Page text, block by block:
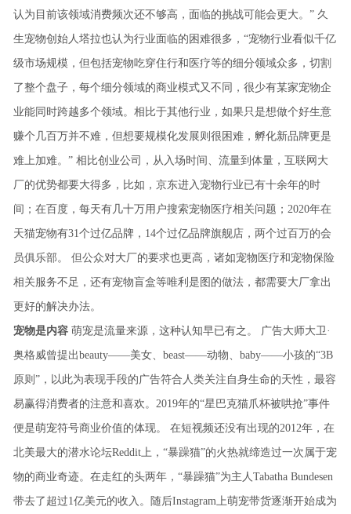
认为目前该领域消费频次还不够高，面临的挑战可能会更大。” 久
生宠物创始人塔拉也认为行业面临的困难很多，“宠物行业看似千亿
级市场规模，但包括宠物吃穿住行和医疗等的细分领域众多，切割
了整个盘子，每个细分领域的商业模式又不同，很少有某家宠物企
业能同时跨越多个领域。相比于其他行业，如果只是想做个好生意
赚个几百万并不难，但想要规模化发展则很困难，孵化新品牌更是
难上加难。” 相比创业公司，从入场时间、流量到体量，互联网大
厂的优势都要大得多，比如，京东进入宠物行业已有十余年的时
间；在百度，每天有几十万用户搜索宠物医疗相关问题；2020年在
天猫宠物有31个过亿品牌，14个过亿品牌旗舰店，两个过百万的会
员俱乐部。 但公众对大厂的要求也更高，诸如宠物医疗和宠物保险
相关服务不足，还有宠物盲盒等唯利是图的做法，都需要大厂拿出
更好的解决办法。
宠物是内容 萌宠是流量来源，这种认知早已有之。 广告大师大卫·
奥格威曾提出beauty——美女、beast——动物、baby——小孩的“3B
原则”，以此为表现手段的广告符合人类关注自身生命的天性，最容
易赢得消费者的注意和喜欢。2019年的“星巴克猫爪杯被哄抢”事件
便是萌宠符号商业价值的体现。 在短视频还没有出现的2012年，在
北美最大的潜水论坛Reddit上，“暴躁猫”的火热就缔造过一次属于宠
物的商业奇迹。在走红的头两年，“暴躁猫”为主人Tabatha Bundesen
带去了超过1亿美元的收入。随后Instagram上萌宠带货逐渐开始成为